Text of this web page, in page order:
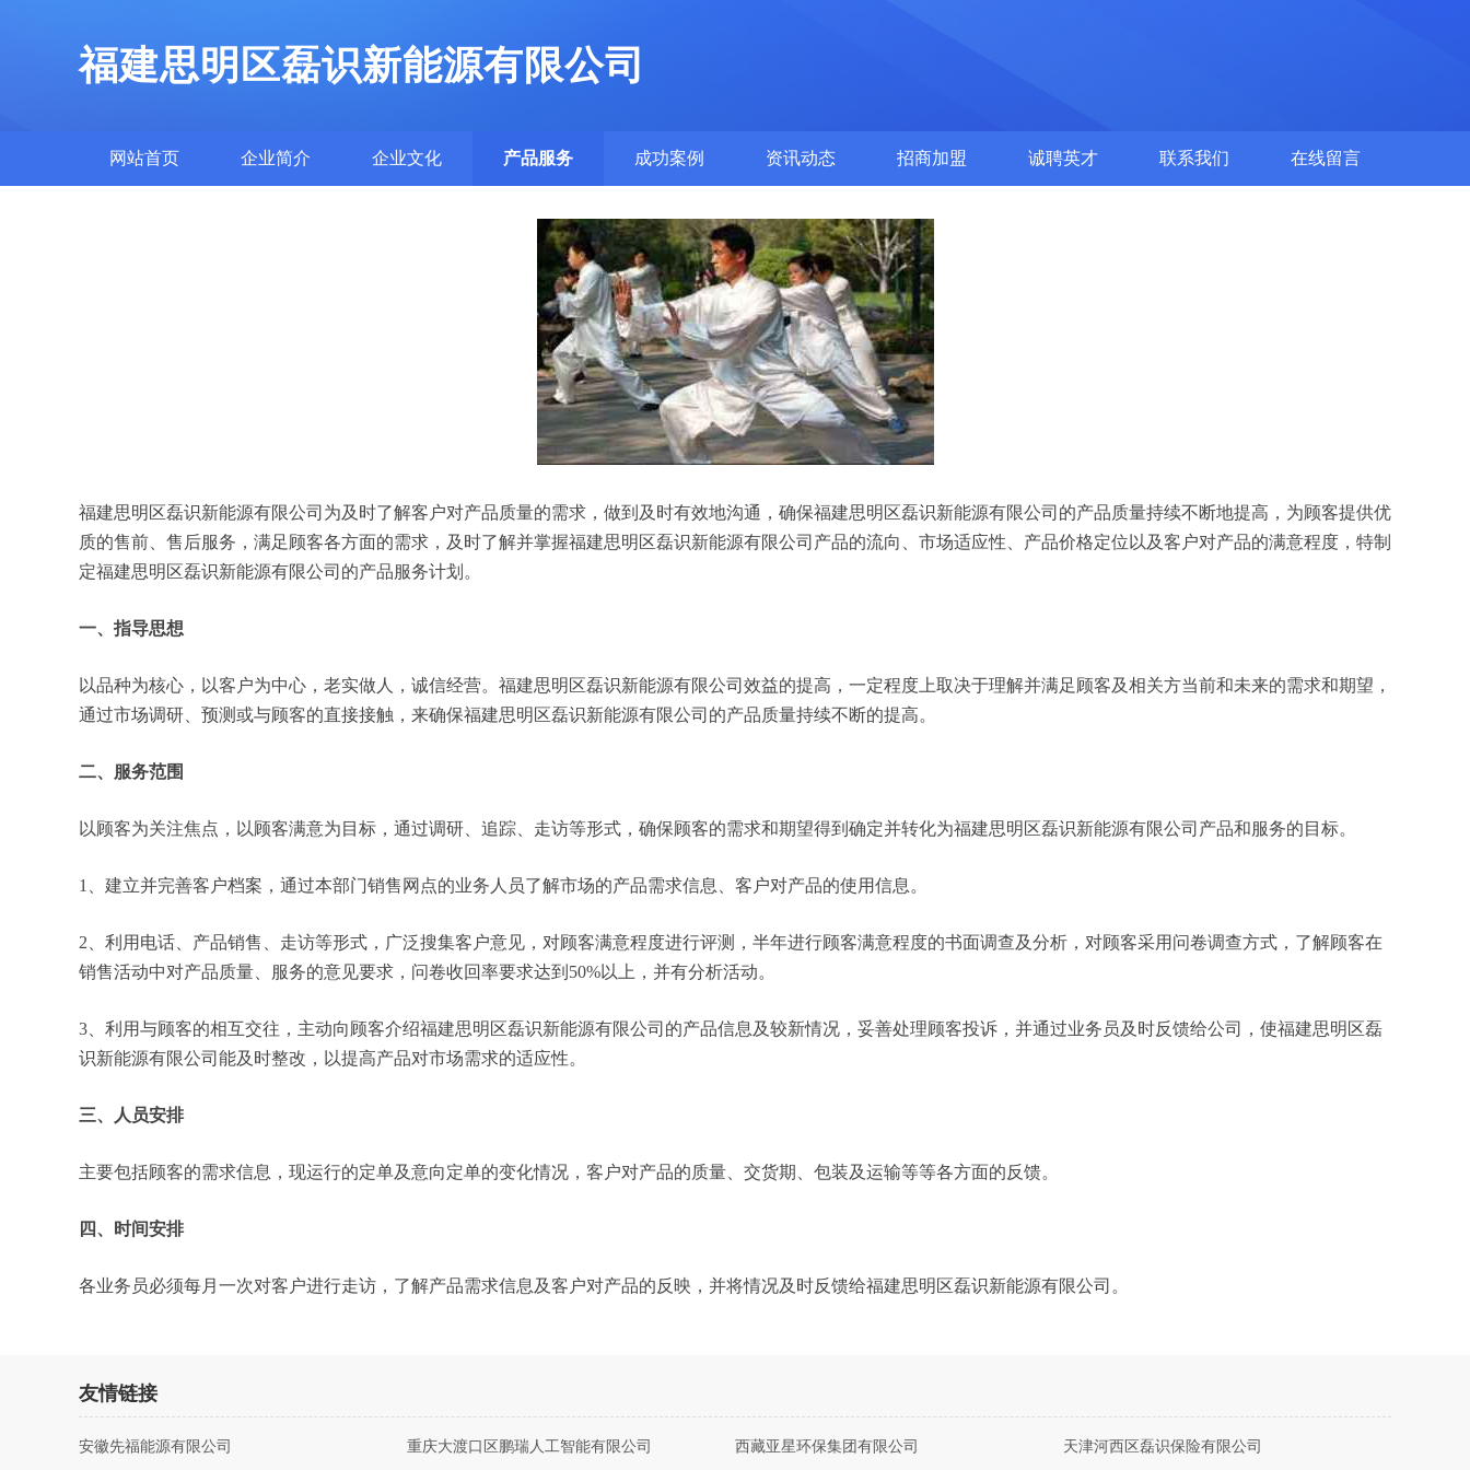
福建思明区磊识新能源有限公司
网站首页 企业简介 企业文化 产品服务 成功案例 资讯动态 招商加盟 诚聘英才 联系我们 在线留言
福建思明区磊识新能源有限公司为及时了解客户对产品质量的需求，做到及时有效地沟通，确保福建思明区磊识新能源有限公司的产品质量持续不断地提高，为顾客提供优
质的售前、售后服务，满足顾客各方面的需求，及时了解并掌握福建思明区磊识新能源有限公司产品的流向、市场适应性、产品价格定位以及客户对产品的满意程度，特制
定福建思明区磊识新能源有限公司的产品服务计划。
一、指导思想
以品种为核心，以客户为中心，老实做人，诚信经营。福建思明区磊识新能源有限公司效益的提高，一定程度上取决于理解并满足顾客及相关方当前和未来的需求和期望，
通过市场调研、预测或与顾客的直接接触，来确保福建思明区磊识新能源有限公司的产品质量持续不断的提高。
二、服务范围
以顾客为关注焦点，以顾客满意为目标，通过调研、追踪、走访等形式，确保顾客的需求和期望得到确定并转化为福建思明区磊识新能源有限公司产品和服务的目标。
1、建立并完善客户档案，通过本部门销售网点的业务人员了解市场的产品需求信息、客户对产品的使用信息。
2、利用电话、产品销售、走访等形式，广泛搜集客户意见，对顾客满意程度进行评测，半年进行顾客满意程度的书面调查及分析，对顾客采用问卷调查方式，了解顾客在
销售活动中对产品质量、服务的意见要求，问卷收回率要求达到50%以上，并有分析活动。
3、利用与顾客的相互交往，主动向顾客介绍福建思明区磊识新能源有限公司的产品信息及较新情况，妥善处理顾客投诉，并通过业务员及时反馈给公司，使福建思明区磊
识新能源有限公司能及时整改，以提高产品对市场需求的适应性。
三、人员安排
主要包括顾客的需求信息，现运行的定单及意向定单的变化情况，客户对产品的质量、交货期、包装及运输等等各方面的反馈。
四、时间安排
各业务员必须每月一次对客户进行走访，了解产品需求信息及客户对产品的反映，并将情况及时反馈给福建思明区磊识新能源有限公司。
友情链接
安徽先福能源有限公司 重庆大渡口区鹏瑞人工智能有限公司 西藏亚星环保集团有限公司 天津河西区磊识保险有限公司